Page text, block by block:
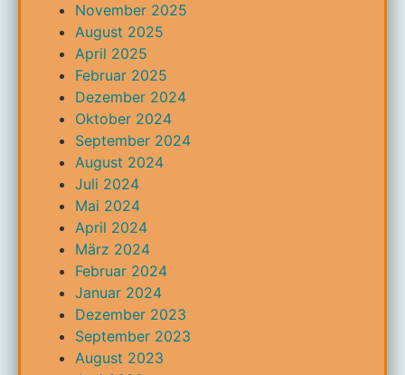
November 2025
August 2025
April 2025
Februar 2025
Dezember 2024
Oktober 2024
September 2024
August 2024
Juli 2024
Mai 2024
April 2024
März 2024
Februar 2024
Januar 2024
Dezember 2023
September 2023
August 2023